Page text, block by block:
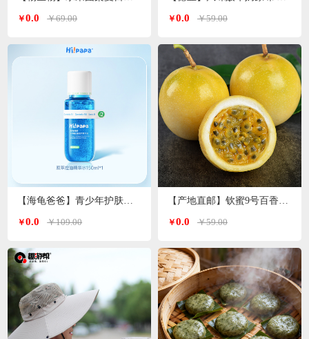
￥0.0 ￥69.00
【海龟爸爸】青少年护肤品爽肤水双萃控油精华水
￥0.0 ￥109.00
￥0.0 ￥59.00
【产地直邮】钦蜜9号百香果 净重3斤特大果（单果70-90g）广西发货
￥0.0 ￥59.00